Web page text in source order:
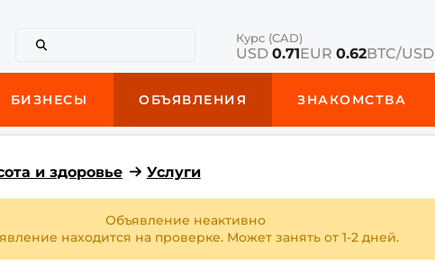
Курс (CAD)
USD 0.71EUR 0.62BTC/USD
БИЗНЕСЫ ОБЪЯВЛЕНИЯ ЗНАКОМСТВА
и здоровье Услуги
Объявление неактивно
находится на проверке. Может занять от 1-2 дней.